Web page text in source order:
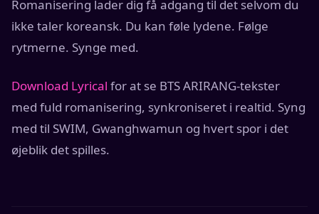
Romanisering lader dig få adgang til det selvom du
ikke taler koreansk. Du kan føle lydene. Følge
rytmerne. Synge med.
Download Lyrical for at se BTS ARIRANG-tekster
med fuld romanisering, synkroniseret i realtid. Syng
med til SWIM, Gwanghwamun og hvert spor i det
øjeblik det spilles.